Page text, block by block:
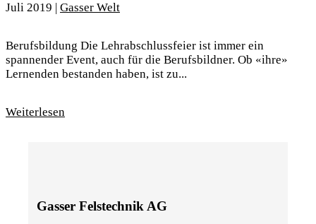
Juli 2019 | Gasser Welt
Berufsbildung Die Lehrabschlussfeier ist immer ein
spannender Event, auch für die Berufsbildner. Ob «ihre»
Lernenden bestanden haben, ist zu...
Weiterlesen
Gasser Felstechnik AG